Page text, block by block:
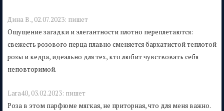
Дина В., 02.07.2023: пишет
Ощущение загадки и элегантности плотно переплетаются:
свежесть розового перца плавно сменяется бархатистой теплотой
розы и кедра, идеально для тех, кто любит чувствовать себя
неповторимой.
Lara40, 03.02.2023: пишет
Роза в этом парфюме мягкая, не приторная, что для меня важно.